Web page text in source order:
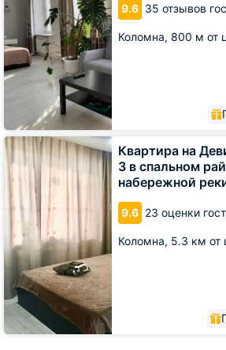
9.6 35 отзывов
Коломна, 800 м от
Квартира на
3 в спальном
набережной
9.6 23 оценки
Коломна, 5.3 км от
Квартира
на
Девичьем
спальном
районе
с
дивной
набережной
реки
Оки